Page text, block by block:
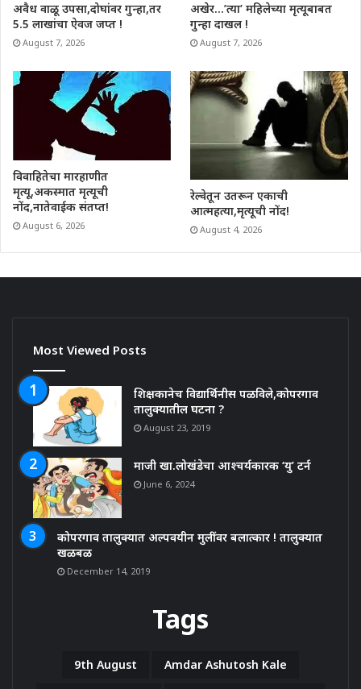
अवैध वाळू उपसा,दोघांवर गुन्हा,तर
5.5 लाखांचा ऐवज जप्त !
August 7, 2026
अखेर…’त्या’ महिलेच्या मृत्यूबाबत
गुन्हा दाखल !
August 7, 2026
विवाहितेचा मारहाणीत
मृत्यू,अकस्मात मृत्यूची
नोंद,नातेवाईक संतप्त!
August 6, 2026
रेल्वेतून उतरून एकाची
आत्महत्या,मृत्यूची नोंद!
August 4, 2026
Most Viewed Posts
शिक्षकानेच विद्यार्थिनीस पळविले,कोपरगाव
तालुक्यातील घटना ?
August 23, 2019
माजी खा.लोखंडेचा आश्चर्यकारक ‘यु’ टर्न
June 6, 2024
कोपरगाव तालुक्यात अल्पवयीन मुलींवर बलात्कार ! तालुक्यात
खळबळ
December 14, 2019
Tags
9th August Amdar Ashutosh Kale